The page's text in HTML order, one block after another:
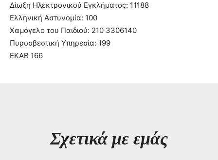
Δίωξη Ηλεκτρονικού Εγκλήματος: 11188
Ελληνική Αστυνομία: 100
Χαμόγελο του Παιδιού: 210 3306140
Πυροσβεστική Υπηρεσία: 199
ΕΚΑΒ 166
Σχετικά με εμάς